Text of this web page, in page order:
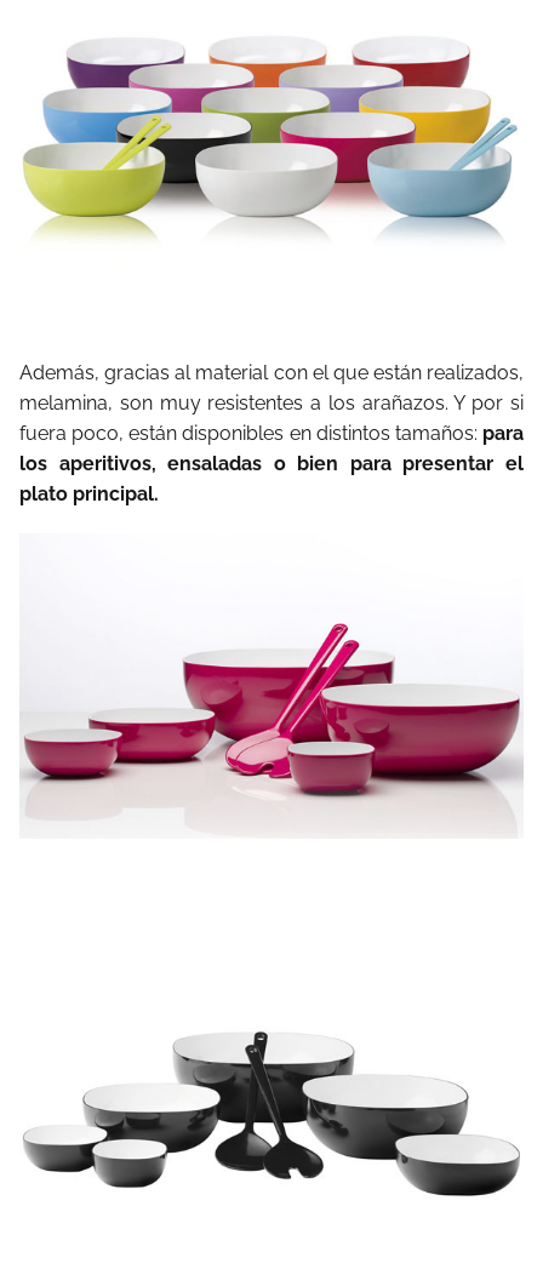
Además, gracias al material con el que están realizados,
melamina, son muy resistentes a los arañazos. Y por si
fuera poco, están disponibles en distintos tamaños: para
los aperitivos, ensaladas o bien para presentar el
plato principal.